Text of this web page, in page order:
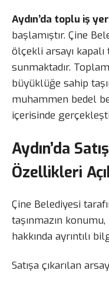
Aydın’da toplu iş
başlamıştır. Çine
ölçekli arsayı
sunmaktadır.
büyüklüğe sahip
muhammen bedel
içerisinde
Aydın’da
Özellikleri
Çine Belediyesi
taşınmazın
hakkında ayrıntılı
Satışa çıkarılan